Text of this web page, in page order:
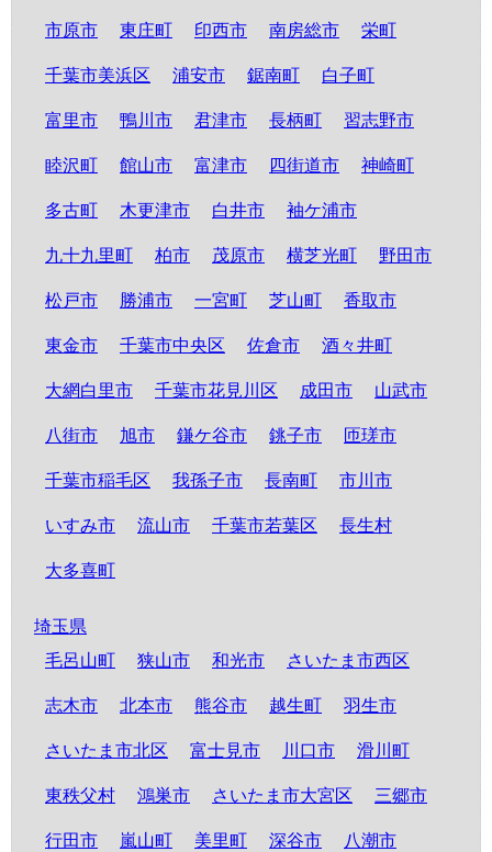
市原市 東庄町 印西市 南房総市 栄町
千葉市美浜区 浦安市 鋸南町 白子町
富里市 鴨川市 君津市 長柄町 習志野市
睦沢町 館山市 富津市 四街道市 神崎町
多古町 木更津市 白井市 袖ケ浦市
九十九里町 柏市 茂原市 横芝光町 野田市
松戸市 勝浦市 一宮町 芝山町 香取市
東金市 千葉市中央区 佐倉市 酒々井町
大網白里市 千葉市花見川区 成田市 山武市
八街市 旭市 鎌ケ谷市 銚子市 匝瑳市
千葉市稲毛区 我孫子市 長南町 市川市
いすみ市 流山市 千葉市若葉区 長生村
大多喜町
埼玉県
毛呂山町
狭山市 和光市 さいたま市西区
志木市 北本市 熊谷市 越生町 羽生市
さいたま市北区 富士見市 川口市 滑川町
東秩父村 鴻巣市 さいたま市大宮区 三郷市
行田市 嵐山町 美里町 深谷市 八潮市